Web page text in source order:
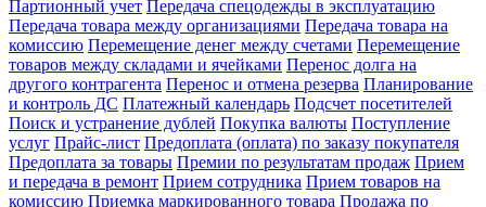
Партионный учет Передача спецодежды в эксплуатацию
Передача товара между организациями Передача товара на
комиссию Перемещение денег между счетами Перемещение
товаров между складами и ячейками Перенос долга на
другого контрагента Перенос и отмена резерва Планирование
и контроль ДС Платежный календарь Подсчет посетителей
Поиск и устранение дублей Покупка валюты Поступление
услуг Прайс-лист Предоплата (оплата) по заказу покупателя
Предоплата за товары Премии по результатам продаж Прием
и передача в ремонт Прием сотрудника Прием товаров на
комиссию Приемка маркированного товара Продажа по